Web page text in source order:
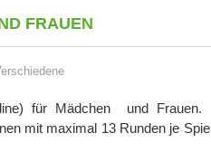
FRAUEN
für Mädchen und Frauen.
mit maximal 13 Runden je